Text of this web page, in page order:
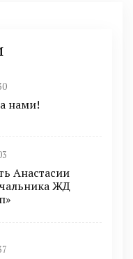
нами!
Анастасии
ЖД